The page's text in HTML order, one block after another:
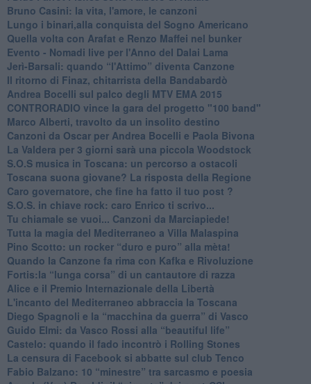
Bruno Casini: la vita, l'amore, le canzoni
​Lungo i binari,alla conquista del Sogno Americano
​Quella volta con Arafat e Renzo Maffei nel bunker
​Evento - Nomadi live per l'Anno del Dalai Lama
Jerì-Barsali: quando “l'Attimo” diventa Canzone
Il ritorno di Finaz, chitarrista della Bandabardò
Andrea Bocelli sul palco degli MTV EMA 2015
CONTRORADIO vince la gara del progetto "100 band"
Marco Alberti, travolto da un insolito destino
Canzoni da Oscar per Andrea Bocelli e Paola Bivona
La Valdera per 3 giorni sarà una piccola Woodstock
S.O.S musica in Toscana: un percorso a ostacoli
​Toscana suona giovane? La risposta della Regione
Caro governatore, che fine ha fatto il tuo post ?
S.O.S. in chiave rock: caro Enrico ti scrivo...
Tu chiamale se vuoi... Canzoni da Marciapiede!
​Tutta la magia del Mediterraneo a Villa Malaspina
​Pino Scotto: un rocker “duro e puro” alla mèta!
​Quando la Canzone fa rima con Kafka e Rivoluzione
​Fortis:la “lunga corsa” di un cantautore di razza
Alice e il Premio Internazionale della Libertà
​L'incanto del Mediterraneo abbraccia la Toscana
​Diego Spagnoli e la “macchina da guerra” di Vasco
​Guido Elmi: da Vasco Rossi alla “beautiful life”
​Castelo: quando il fado incontrò i Rolling Stones
La censura di Facebook si abbatte sul club Tenco
Fabio Balzano: 10 “minestre” tra sarcasmo e poesia